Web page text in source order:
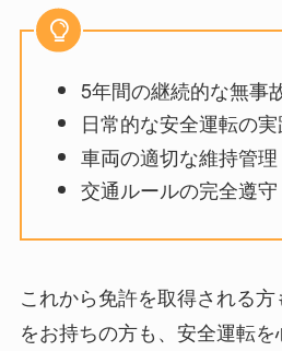
5年間の継続的な無事
日常的な安全運転の
車両の適切な維持管理
交通ルールの完全遵守
これから免許を取得される
をお持ちの方も、安全運転